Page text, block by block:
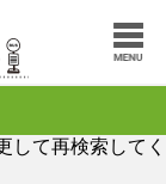
して再検索してく